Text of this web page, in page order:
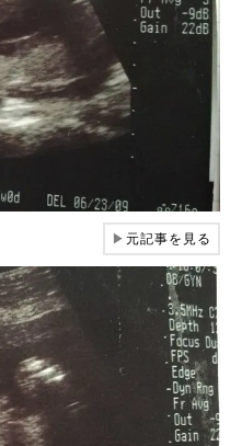
▶元記事を見る